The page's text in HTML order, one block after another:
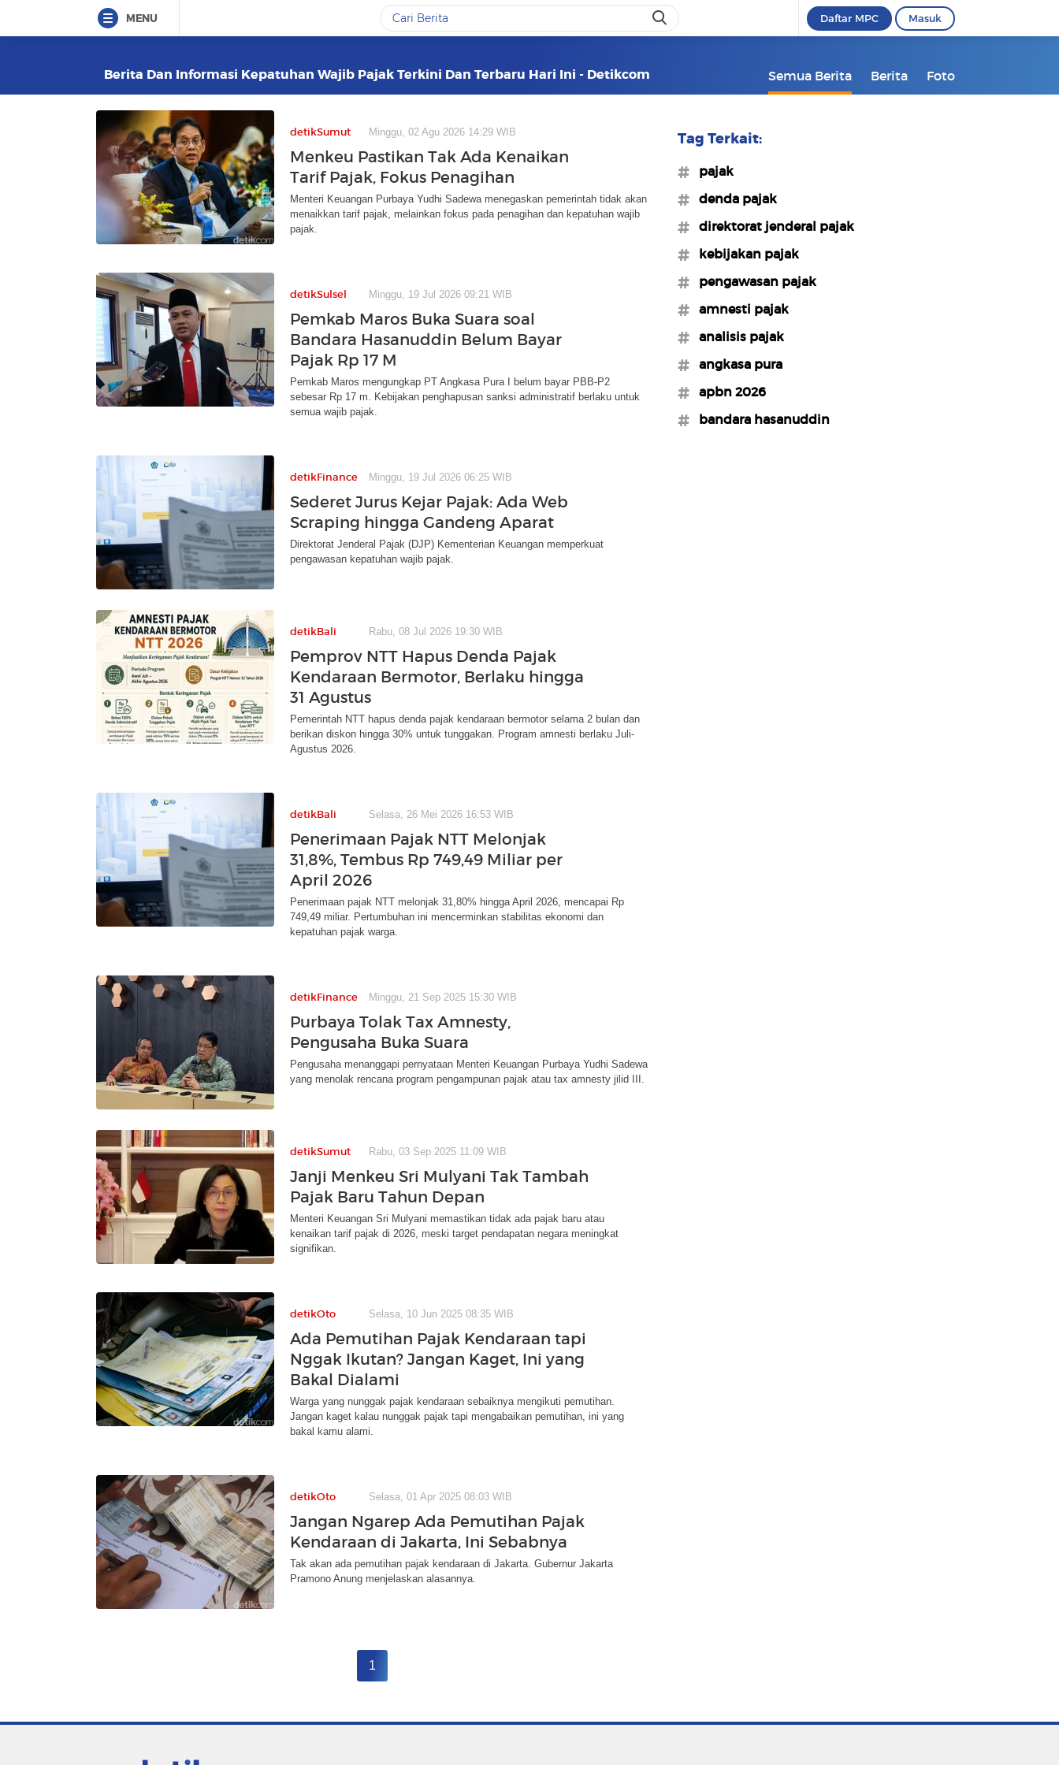
MENU Daftar MPC Masuk
Berita Dan Informasi Kepatuhan Wajib Pajak Terkini Dan Terbaru Hari Ini - Detikcom Semua Berita Berita Foto
detikSumut Minggu, 02 Agu 2026 14:29 WIB
Menkeu Pastikan Tak Ada Kenaikan
Tarif Pajak, Fokus Penagihan
Menteri Keuangan Purbaya Yudhi Sadewa menegaskan pemerintah tidak akan
menaikkan tarif pajak, melainkan fokus pada penagihan dan kepatuhan wajib
pajak.
detikSulsel Minggu, 19 Jul 2026 09:21 WIB
Pemkab Maros Buka Suara soal
Bandara Hasanuddin Belum Bayar
Pajak Rp 17 M
Pemkab Maros mengungkap PT Angkasa Pura I belum bayar PBB-P2
sebesar Rp 17 m. Kebijakan penghapusan sanksi administratif berlaku untuk
semua wajib pajak.
detikFinance Minggu, 19 Jul 2026 06:25 WIB
Sederet Jurus Kejar Pajak: Ada Web
Scraping hingga Gandeng Aparat
Direktorat Jenderal Pajak (DJP) Kementerian Keuangan memperkuat
pengawasan kepatuhan wajib pajak.
detikBali Rabu, 08 Jul 2026 19:30 WIB
Pemprov NTT Hapus Denda Pajak
Kendaraan Bermotor, Berlaku hingga
31 Agustus
Pemerintah NTT hapus denda pajak kendaraan bermotor selama 2 bulan dan
berikan diskon hingga 30% untuk tunggakan. Program amnesti berlaku Juli-
Agustus 2026.
detikBali Selasa, 26 Mei 2026 16:53 WIB
Penerimaan Pajak NTT Melonjak
31,8%, Tembus Rp 749,49 Miliar per
April 2026
Penerimaan pajak NTT melonjak 31,80% hingga April 2026, mencapai Rp
749,49 miliar. Pertumbuhan ini mencerminkan stabilitas ekonomi dan
kepatuhan pajak warga.
detikFinance Minggu, 21 Sep 2025 15:30 WIB
Purbaya Tolak Tax Amnesty,
Pengusaha Buka Suara
Pengusaha menanggapi pernyataan Menteri Keuangan Purbaya Yudhi Sadewa
yang menolak rencana program pengampunan pajak atau tax amnesty jilid III.
detikSumut Rabu, 03 Sep 2025 11:09 WIB
Janji Menkeu Sri Mulyani Tak Tambah
Pajak Baru Tahun Depan
Menteri Keuangan Sri Mulyani memastikan tidak ada pajak baru atau
kenaikan tarif pajak di 2026, meski target pendapatan negara meningkat
signifikan.
detikOto Selasa, 10 Jun 2025 08:35 WIB
Ada Pemutihan Pajak Kendaraan tapi
Nggak Ikutan? Jangan Kaget, Ini yang
Bakal Dialami
Warga yang nunggak pajak kendaraan sebaiknya mengikuti pemutihan.
Jangan kaget kalau nunggak pajak tapi mengabaikan pemutihan, ini yang
bakal kamu alami.
detikOto Selasa, 01 Apr 2025 08:03 WIB
Jangan Ngarep Ada Pemutihan Pajak
Kendaraan di Jakarta, Ini Sebabnya
Tak akan ada pemutihan pajak kendaraan di Jakarta. Gubernur Jakarta
Pramono Anung menjelaskan alasannya.
1
Tag Terkait:
#pajak
#denda pajak
#direktorat jenderal pajak
#kebijakan pajak
#pengawasan pajak
#amnesti pajak
#analisis pajak
#angkasa pura
#apbn 2026
#bandara hasanuddin